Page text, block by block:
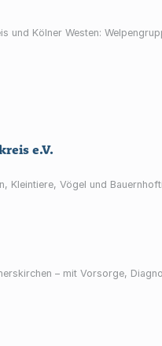
und Kölner Westen:
e.V.
Kleintiere, Vögel und
– mit Vorsorge,